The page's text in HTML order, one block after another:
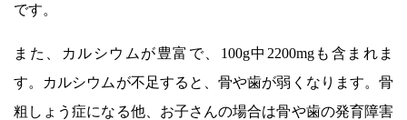
です。
また、カルシウムが豊富で、100g中2200mgも含まれま
す。カルシウムが不足すると、骨や歯が弱くなります。骨
粗しょう症になる他、お子さんの場合は骨や歯の発育障害